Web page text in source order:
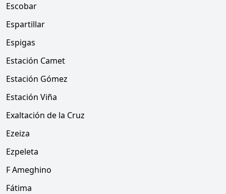
Escobar
Espartillar
Espigas
Estación Camet
Estación Gómez
Estación Viña
Exaltación de la Cruz
Ezeiza
Ezpeleta
F Ameghino
Fátima